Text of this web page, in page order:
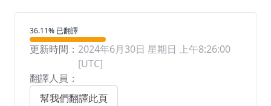
翻譯進度
36.11% 已翻譯
更新時間： 2024年6月30日 星期日 上午8:26:00
[UTC]
翻譯人員：
幫我們翻譯此頁